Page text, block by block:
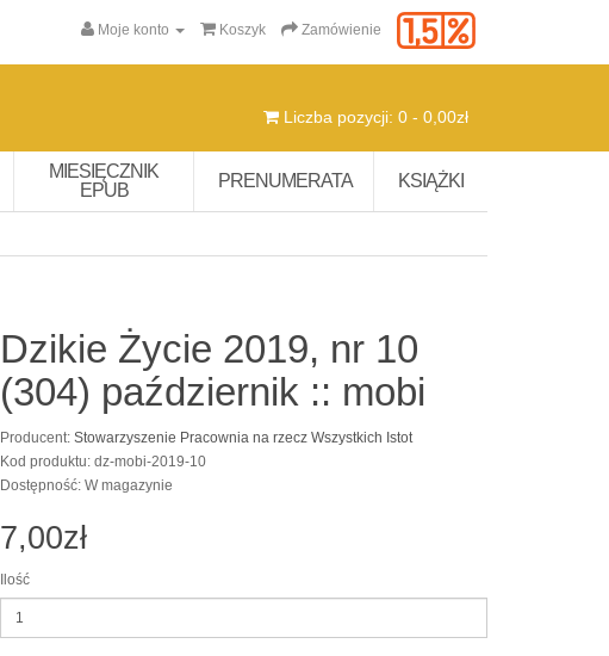
Moje konto Koszyk Zamówienie
Liczba pozycji: 0 - 0,00zł
MIESIĘCZNIK
EPUB
PRENUMERATA KSIĄŻKI
Dzikie Życie 2019, nr 10
(304) październik :: mobi
Producent:Stowarzyszenie Pracownia na rzecz Wszystkich Istot
Kod produktu: dz-mobi-2019-10
Dostępność: W magazynie
7,00zł
Ilość